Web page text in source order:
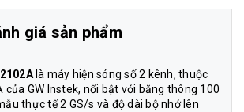
giá sản phẩm
là máy hiện sóng số 2 kênh, thuộc
của GW Instek, nổi bật với băng thông 100
thực tế 2 GS/s và độ dài bộ nhớ lên